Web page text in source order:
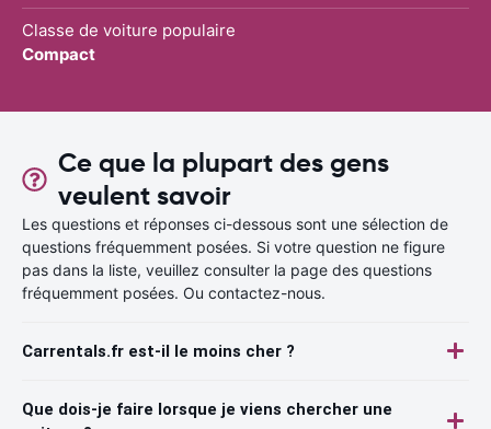
Classe de voiture populaire
Compact
Ce que la plupart des gens
veulent savoir
Les questions et réponses ci-dessous sont une sélection de
questions fréquemment posées. Si votre question ne figure
pas dans la liste, veuillez consulter la page des questions
fréquemment posées. Ou contactez-nous.
Carrentals.fr est-il le moins cher ?
Que dois-je faire lorsque je viens chercher une